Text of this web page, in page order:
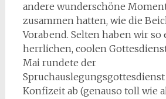
andere wunderschöne
zusammen hatten, wie die
Vorabend. Selten haben wir so
herrlichen, coolen
Mai rundete der
Konfizeit ab (genauso toll wie